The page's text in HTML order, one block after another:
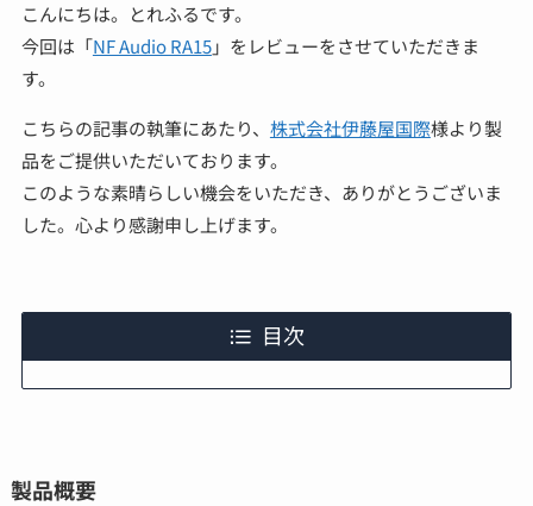
こんにちは。とれふるです。
今回は「NF Audio RA15」をレビューをさせていただきま
す。
こちらの記事の執筆にあたり、 株式会社伊藤屋国際様より製
品をご提供いただいております。
このような素晴らしい機会をいただき、ありがとうございま
した。心より感謝申し上げます。
目次
製品概要